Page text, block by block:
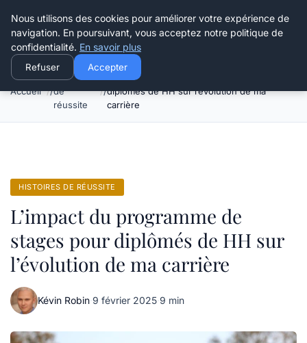
Henry Panky
Accueil
Histoires
de
réussite
L’impact du programme de stages pour
diplômés de HH sur l’évolution de ma
carrière
HISTOIRES DE RÉUSSITE
L’impact du programme de
stages pour diplômés de HH sur
l’évolution de ma carrière
Kévin Robin·9 février 2025·9 min
Nous utilisons des cookies pour améliorer votre expérience de
navigation. En poursuivant, vous acceptez notre politique de
confidentialité. En savoir plus
Refuser Accepter